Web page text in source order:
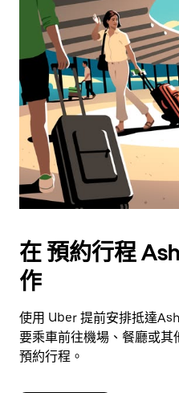
在 預約行程
作
使用 Uber 提前安排抵達
要乘車前往機場、餐廳或其
預約行程。